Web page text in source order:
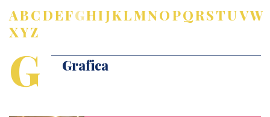
ABCDEFGHIJKLMNOPQRSTUVW
XYZ
G Grafica